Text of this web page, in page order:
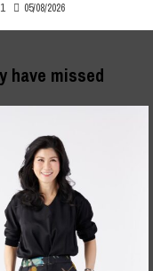
05/08/2026
have missed